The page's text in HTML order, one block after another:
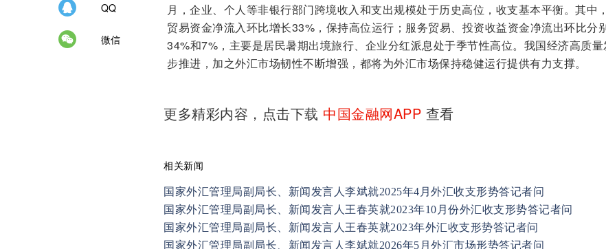
QQ
微信
月，企业、个人等非银行部门跨境收入和支出规模处于历史高位，收支基本平衡。其中
贸易资金净流入环比增长33%，保持高位运行；服务贸易、投资收益资金净流出环比分
34%和7%，主要是居民暑期出境旅行、企业分红派息处于季节性高位。我国经济高质
步推进，加之外汇市场韧性不断增强，都将为外汇市场保持稳健运行提供有力支撑。
更多精彩内容，点击下载 中国金融网APP 查看
相关新闻
国家外汇管理局副局长、新闻发言人李斌就2025年4月外汇收支形势答记者问
国家外汇管理局副局长、新闻发言人王春英就2023年10月份外汇收支形势答记者问
国家外汇管理局副局长、新闻发言人王春英就2023年外汇收支形势答记者问
国家外汇管理局副局长、新闻发言人李斌就2026年5月外汇市场形势答记者问